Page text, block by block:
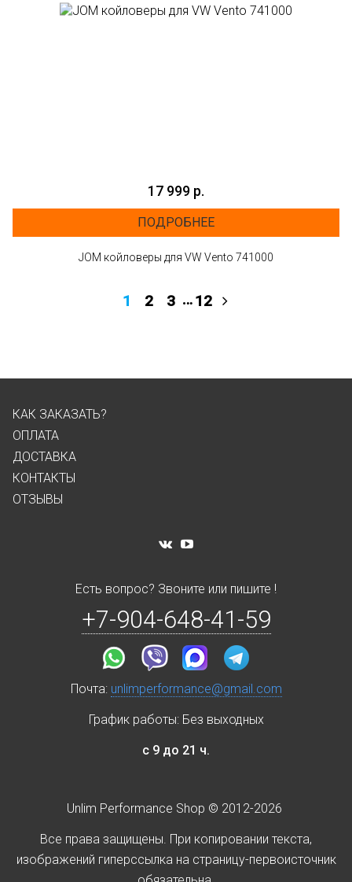
17 999 р.
ПОДРОБНЕЕ
JOM койловеры для VW Vento 741000
1 2 3 …12
КАК ЗАКАЗАТЬ?
ОПЛАТА
ДОСТАВКА
КОНТАКТЫ
ОТЗЫВЫ
Есть вопрос? Звоните или пишите !
+7-904-648-41-59
Почта: unlimperformance@gmail.com
График работы: Без выходных
с 9 до 21 ч.
Unlim Performance Shop © 2012-2026
Все права защищены. При копировании текста,
изображений гиперссылка на страницу-первоисточник